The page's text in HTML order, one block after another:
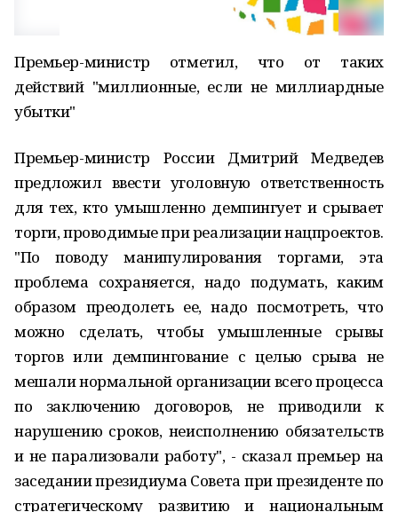
Премьер-министр отметил, что от таких
действий "миллионные, если не миллиардные
убытки"
Премьер-министр России Дмитрий Медведев
предложил ввести уголовную ответственность
для тех, кто умышленно демпингует и срывает
торги, проводимые при реализации нацпроектов.
"По поводу манипулирования торгами, эта
проблема сохраняется, надо подумать, каким
образом преодолеть ее, надо посмотреть, что
можно сделать, чтобы умышленные срывы
торгов или демпингование с целью срыва не
мешали нормальной организации всего процесса
по заключению договоров, не приводили к
нарушению сроков, неисполнению обязательств
и не парализовали работу", - сказал премьер на
заседании президиума Совета при президенте по
стратегическому развитию и национальным